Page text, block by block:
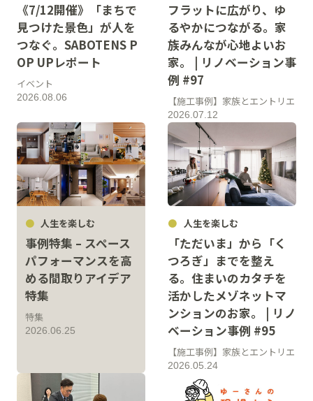
《7/12開催》「まちで
見つけた景色」が人を
つなぐ。SABOTENS P
OP UPレポート
2026.08.06
イベント
フラットに広がり、ゆ
るやかにつながる。家
族みんなが心地よいお
家。 | リノベーション事
例 #97
2026.07.12
【施工事例】家族とエントリエ
人生を楽しむ
事例特集 – スペース
パフォーマンスを高
める間取りアイデア
特集
2026.06.25
特集
人生を楽しむ
「ただいま」から「く
つろぎ」までを整え
る。住まいのカタチを
活かしたメゾネットマ
ンションのお家。 | リノ
ベーション事例 #95
2026.05.24
【施工事例】家族とエントリエ